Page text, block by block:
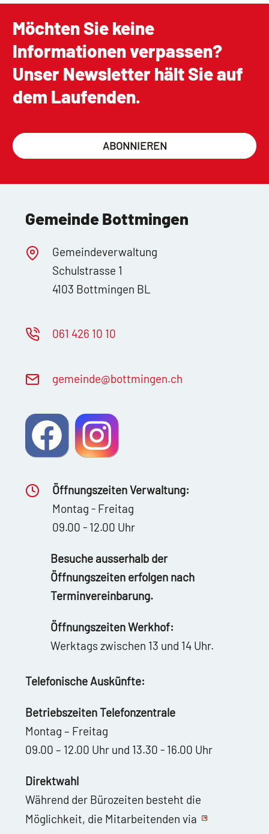
Möchten Sie keine
Informationen verpassen?
Unser Newsletter hält Sie auf
dem Laufenden.
ABONNIEREN
Gemeinde Bottmingen
Gemeindeverwaltung
Schulstrasse 1
4103 Bottmingen BL
061 426 10 10
g m nd b ttm ng n ch
Öffnungszeiten Verwaltung:
Montag - Freitag
09.00 - 12.00 Uhr
Besuche ausserhalb der
Öffnungszeiten erfolgen nach
Terminvereinbarung.
Öffnungszeiten Werkhof:
Werktags zwischen 13 und 14 Uhr.
Telefonische Auskünfte:
Betriebszeiten Telefonzentrale
Montag – Freitag
09.00 – 12.00 Uhr und 13.30 - 16.00 Uhr
Direktwahl
Während der Bürozeiten besteht die
Möglichkeit, die Mitarbeitenden via